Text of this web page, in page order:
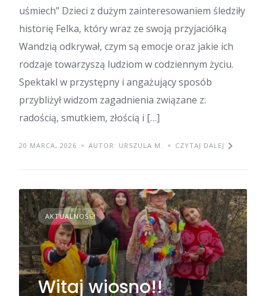
uśmiech” Dzieci z dużym zainteresowaniem śledziły
historię Felka, który wraz ze swoją przyjaciółką
Wandzią odkrywał, czym są emocje oraz jakie ich
rodzaje towarzyszą ludziom w codziennym życiu.
Spektakl w przystępny i angażujący sposób
przybliżył widzom zagadnienia związane z:
radością, smutkiem, złością i […]
20 MARCA, 2026 AUTOR: URSZULA M. CZYTAJ DALEJ
AKTUALNOŚCI
Witaj wiosno!!